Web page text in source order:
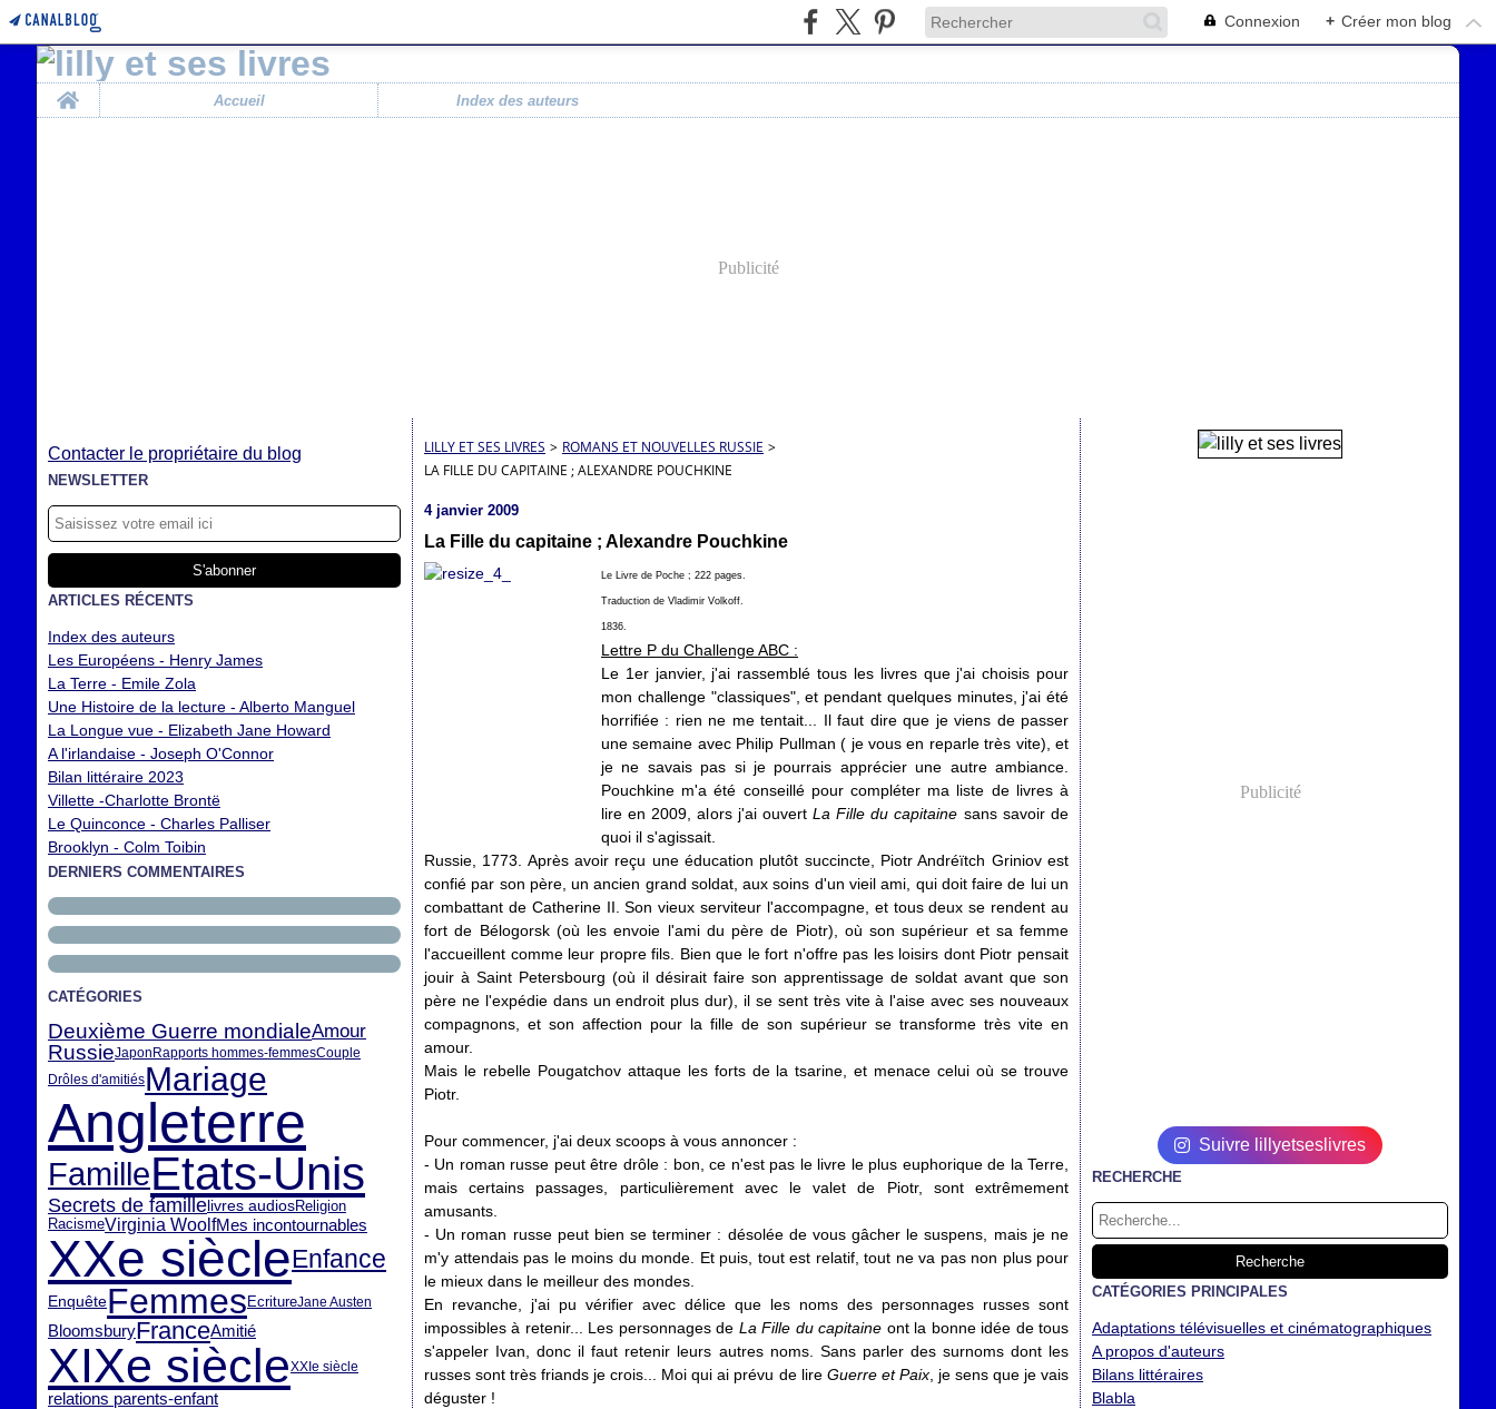
Connexion + Créer mon blog
Home
Accueil Index des auteurs
Publicité
Contacter le propriétaire du blog
NEWSLETTER
ARTICLES RÉCENTS
Index des auteurs
Les Européens - Henry James
La Terre - Emile Zola
Une Histoire de la lecture - Alberto Manguel
La Longue vue - Elizabeth Jane Howard
A l'irlandaise - Joseph O'Connor
Bilan littéraire 2023
Villette -Charlotte Brontë
Le Quinconce - Charles Palliser
Brooklyn - Colm Toibin
DERNIERS COMMENTAIRES
CATÉGORIES
Deuxième Guerre mondialeAmour
RussieJaponRapports hommes-femmesCouple
Drôles d'amitiésMariage
Angleterre
FamilleEtats-Unis
Secrets de famillelivres audiosReligion
RacismeVirginia WoolfMes incontournables
XXe siècleEnfance
EnquêteFemmesEcritureJane Austen
BloomsburyFranceAmitié
XIXe siècleXXIe siècle
relations parents-enfant
LILLY ET SES LIVRES > ROMANS ET NOUVELLES RUSSIE >
LA FILLE DU CAPITAINE ; ALEXANDRE POUCHKINE
4 janvier 2009
La Fille du capitaine ; Alexandre Pouchkine
Le Livre de Poche ; 222 pages.
Traduction de Vladimir Volkoff.
1836.
Lettre P du Challenge ABC :
Le 1er janvier, j'ai rassemblé tous les livres que j'ai choisis pour
mon challenge "classiques", et pendant quelques minutes, j'ai été
horrifiée : rien ne me tentait... Il faut dire que je viens de passer
une semaine avec Philip Pullman ( je vous en reparle très vite), et
je ne savais pas si je pourrais apprécier une autre ambiance.
Pouchkine m'a été conseillé pour compléter ma liste de livres à
lire en 2009, alors j'ai ouvert La Fille du capitaine sans savoir de
quoi il s'agissait.
Russie, 1773. Après avoir reçu une éducation plutôt succincte, Piotr Andréïtch Griniov est
confié par son père, un ancien grand soldat, aux soins d'un vieil ami, qui doit faire de lui un
combattant de Catherine II. Son vieux serviteur l'accompagne, et tous deux se rendent au
fort de Bélogorsk (où les envoie l'ami du père de Piotr), où son supérieur et sa femme
l'accueillent comme leur propre fils. Bien que le fort n'offre pas les loisirs dont Piotr pensait
jouir à Saint Petersbourg (où il désirait faire son apprentissage de soldat avant que son
père ne l'expédie dans un endroit plus dur), il se sent très vite à l'aise avec ses nouveaux
compagnons, et son affection pour la fille de son supérieur se transforme très vite en
amour.
Mais le rebelle Pougatchov attaque les forts de la tsarine, et menace celui où se trouve
Piotr.
Pour commencer, j'ai deux scoops à vous annoncer :
- Un roman russe peut être drôle : bon, ce n'est pas le livre le plus euphorique de la Terre,
mais certains passages, particulièrement avec le valet de Piotr, sont extrêmement
amusants.
- Un roman russe peut bien se terminer : désolée de vous gâcher le suspens, mais je ne
m'y attendais pas le moins du monde. Et puis, tout est relatif, tout ne va pas non plus pour
le mieux dans le meilleur des mondes.
En revanche, j'ai pu vérifier avec délice que les noms des personnages russes sont
impossibles à retenir... Les personnages de La Fille du capitaine ont la bonne idée de tous
s'appeler Ivan, donc il faut retenir leurs autres noms. Sans parler des surnoms dont les
russes sont très friands je crois... Moi qui ai prévu de lire Guerre et Paix, je sens que je vais
déguster !
Publicité
Suivre lillyetseslivres
RECHERCHE
CATÉGORIES PRINCIPALES
Adaptations télévisuelles et cinématographiques
A propos d'auteurs
Bilans littéraires
Blabla